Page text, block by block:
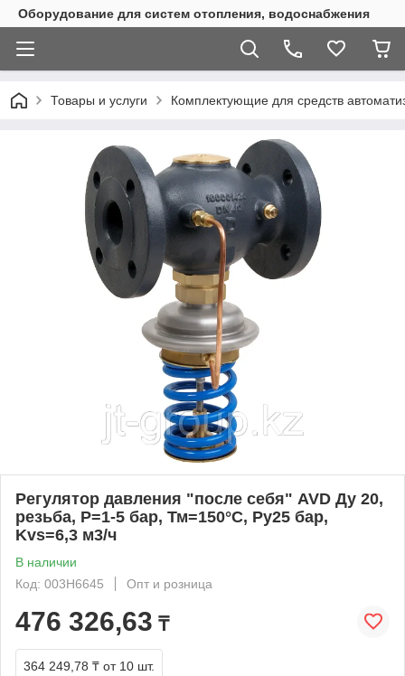
Оборудование для систем отопления, водоснабжения
Товары и услуги Комплектующие для средств
Регулятор давления "после себя" AVD Ду 20,
резьба, P=1-5 бар, Тм=150°С, Ру25 бар,
Kvs=6,3 м3/ч
В наличии
Код: 003H6645
Опт и розница
476 326,63 ₸
364 249,78 ₸ от 10 шт.